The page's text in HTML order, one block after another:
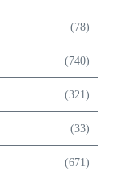
(78)
(740)
(321)
(33)
(671)